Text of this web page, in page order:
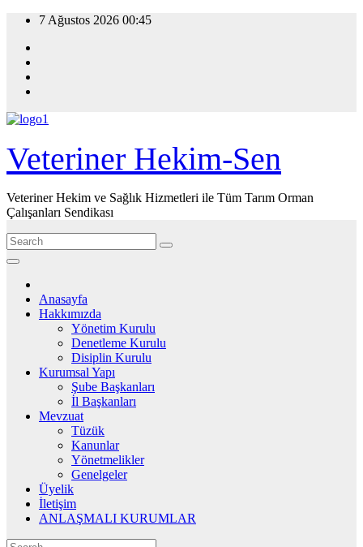
Skip
content
7 Ağustos 2026 00:45
Veteriner Hekim-Sen
Veteriner Hekim ve Sağlık Hizmetleri ile Tüm Tarım Orman
Çalışanları Sendikası
Anasayfa
Hakkımızda
Yönetim Kurulu
Denetleme Kurulu
Disiplin Kurulu
Kurumsal Yapı
Şube Başkanları
İl Başkanları
Mevzuat
Tüzük
Kanunlar
Yönetmelikler
Genelgeler
Üyelik
İletişim
ANLAŞMALI KURUMLAR